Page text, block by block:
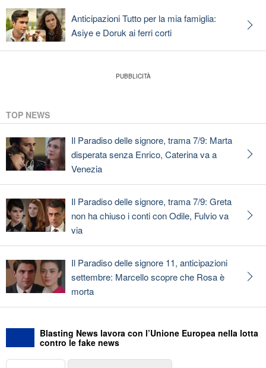
Anticipazioni Tutto per la mia famiglia:
Asiye e Doruk ai ferri corti
TOP NEWS
Il Paradiso delle signore, trama 7/9: Marta
disperata senza Enrico, Caterina va a
Venezia
Il Paradiso delle signore, trama 7/9: Greta
non ha chiuso i conti con Odile, Fulvio va
via
Il Paradiso delle signore 11, anticipazioni
settembre: Marcello scopre che Rosa è
morta
Blasting News lavora con l’Unione Europea nella lotta
contro le fake news